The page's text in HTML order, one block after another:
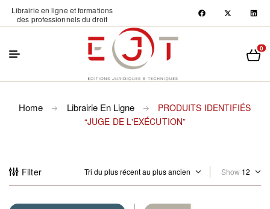
Librairie en ligne et formations
des professionnels du droit
0
Home Librairie En Ligne
PRODUITS IDENTIFIÉS
“JUGE DE L'EXÉCUTION”
Filter Show